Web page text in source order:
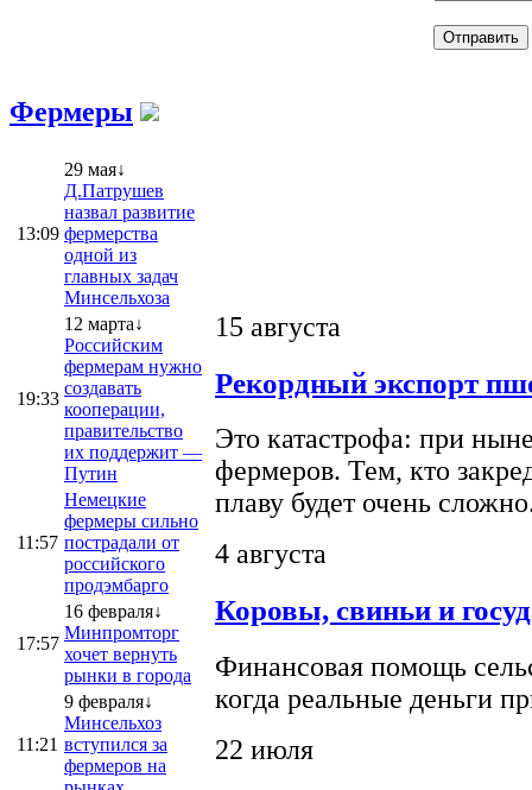
Фермеры
13:09
29 мая↓
Д.Патрушев
назвал развитие
фермерства
одной из
главных задач
Минсельхоза
19:33
12 марта↓
Российским
фермерам нужно
создавать
кооперации,
правительство
их поддержит —
Путин
11:57
Немецкие
фермеры сильно
пострадали от
российского
продэмбарго
17:57
16 февраля↓
Минпромторг
хочет вернуть
рынки в города
11:21
9 февраля↓
Минсельхоз
вступился за
фермеров на
15 августа
Рекордный экспорт
Это катастрофа: при
фермеров. Тем, кто
плаву будет очень
4 августа
Коровы, свиньи и
Финансовая помощь
когда реальные деньги
22 июля